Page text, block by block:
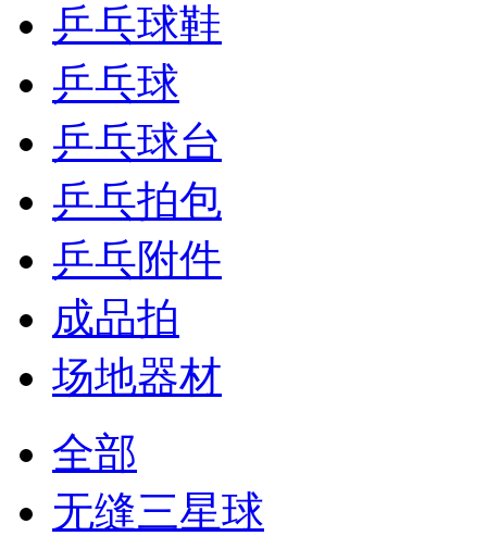
乒乓球鞋
乒乓球
乒乓球台
乒乓拍包
乒乓附件
成品拍
场地器材
全部
无缝三星球